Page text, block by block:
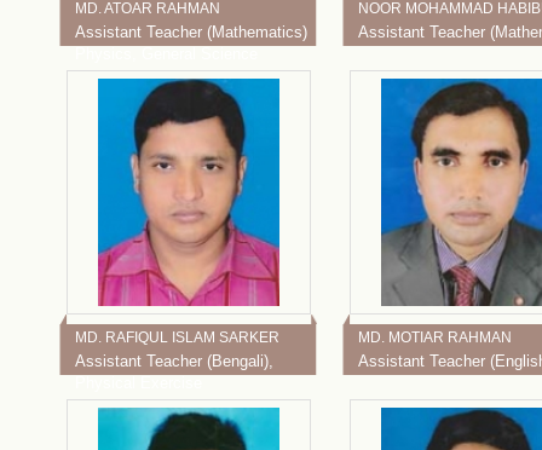
MD. ATOAR RAHMAN
Assistant Teacher (Mathematics)
NOOR MOHAMMAD
Assistant Teacher
MD. RAFIQUL ISLAM SARKER
Assistant Teacher (Bengali),
MD. MOTIAR RAHMAN
Assistant Teacher